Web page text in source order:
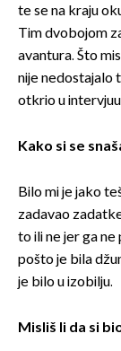
te se na kraju
Tim dvobojom
avantura. Što
nije nedostajalo
otkrio u
Kako si se
Bilo mi je jako
zadavao
to ili ne jer ga ne
pošto je bila
je bilo u izobilju.
Misliš li da si